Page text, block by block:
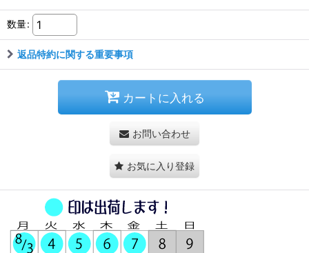
数量:
返品特約に関する重要事項
カートに入れる
お問い合わせ
お気に入り登録